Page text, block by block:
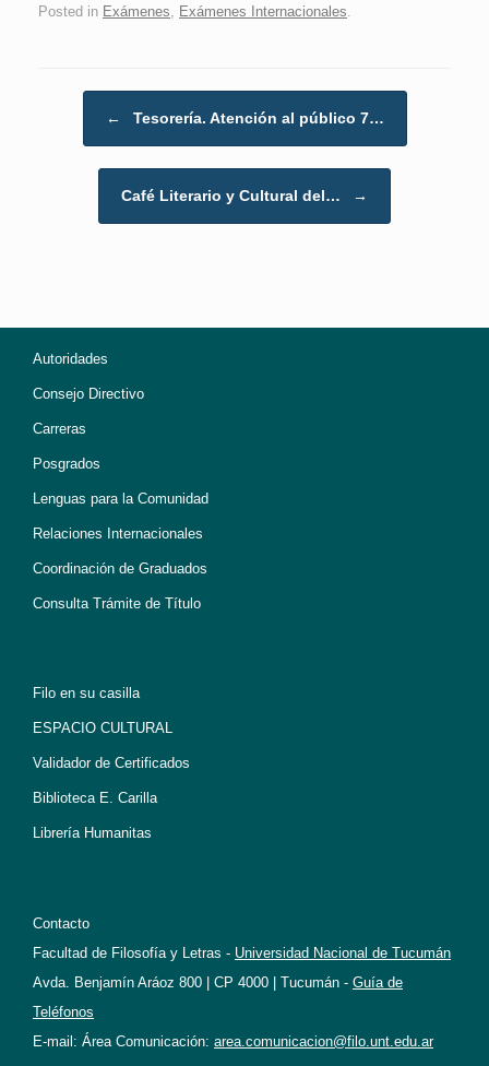
Posted in Exámenes Exámenes Internacionales
← Tesorería. Atención al público 7…
Café Literario y Cultural del… →
Autoridades
Consejo Directivo
Carreras
Posgrados
Lenguas para la Comunidad
Relaciones Internacionales
Coordinación de Graduados
Consulta Trámite de Título
Filo en su casilla
ESPACIO CULTURAL
Validador de Certificados
Biblioteca E. Carilla
Librería Humanitas
Contacto
Facultad de Filosofía y Letras - Universidad Nacional de Tucumán
Avda. Benjamín Aráoz 800 | CP 4000 | Tucumán - Guía de
Teléfonos
E-mail: Área Comunicación: area.comunicacion@filo.unt.edu.ar